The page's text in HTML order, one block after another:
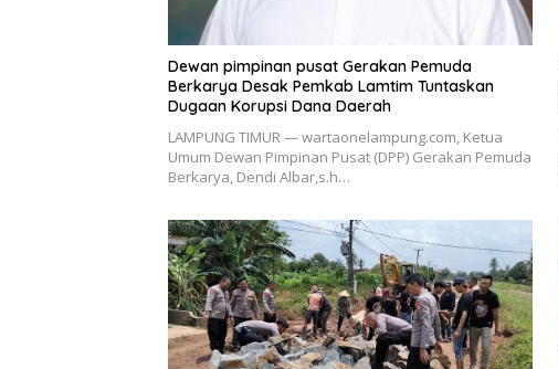
Dewan pimpinan pusat Gerakan Pemuda
Berkarya Desak Pemkab Lamtim Tuntaskan
Dugaan Korupsi Dana Daerah
LAMPUNG TIMUR — wartaonelampung.com, Ketua
Umum Dewan Pimpinan Pusat (DPP) Gerakan Pemuda
Berkarya, Dendi Albar,s.h…